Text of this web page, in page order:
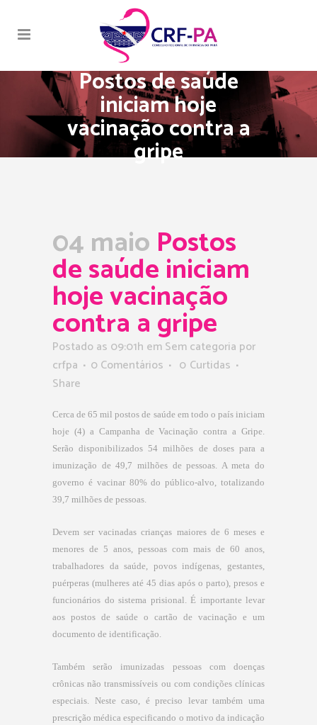
Postos de saúde
iniciam hoje
vacinação contra a
gripe
04 maio Postos
de saúde iniciam
hoje vacinação
contra a gripe
Postado as 09:01h em Sem categoria por
crfpa
0 Comentários 0 Curtidas
Share
Cerca de 65 mil postos de saúde em todo o país iniciam
hoje (4) a Campanha de Vacinação contra a Gripe.
Serão disponibilizados 54 milhões de doses para a
imunização de 49,7 milhões de pessoas. A meta do
governo é vacinar 80% do público-alvo, totalizando
39,7 milhões de pessoas.
Devem ser vacinadas crianças maiores de 6 meses e
menores de 5 anos, pessoas com mais de 60 anos,
trabalhadores da saúde, povos indígenas, gestantes,
puérperas (mulheres até 45 dias após o parto), presos e
funcionários do sistema prisional. É importante levar
aos postos de saúde o cartão de vacinação e um
documento de identificação.
Também serão imunizadas pessoas com doenças
crônicas não transmissíveis ou com condições clínicas
especiais. Neste caso, é preciso levar também uma
prescrição médica especificando o motivo da indicação